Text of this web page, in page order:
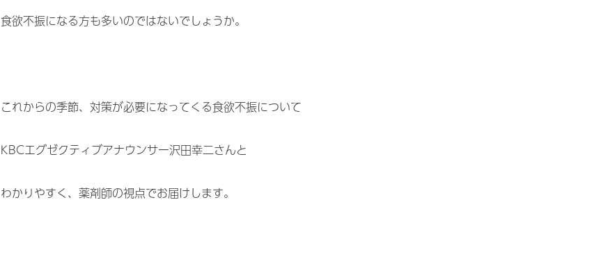
食欲不振になる方も多いのではないでしょうか。
これからの季節、対策が必要になってくる食欲不振について
KBCエグゼクティブアナウンサー沢田幸二さんと
わかりやすく、薬剤師の視点でお届けします。